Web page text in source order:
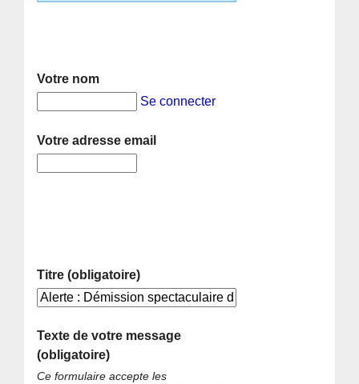
Votre nom
Se connecter
Votre adresse email
Titre (obligatoire)
Texte de votre message
(obligatoire)
Ce formulaire accepte les